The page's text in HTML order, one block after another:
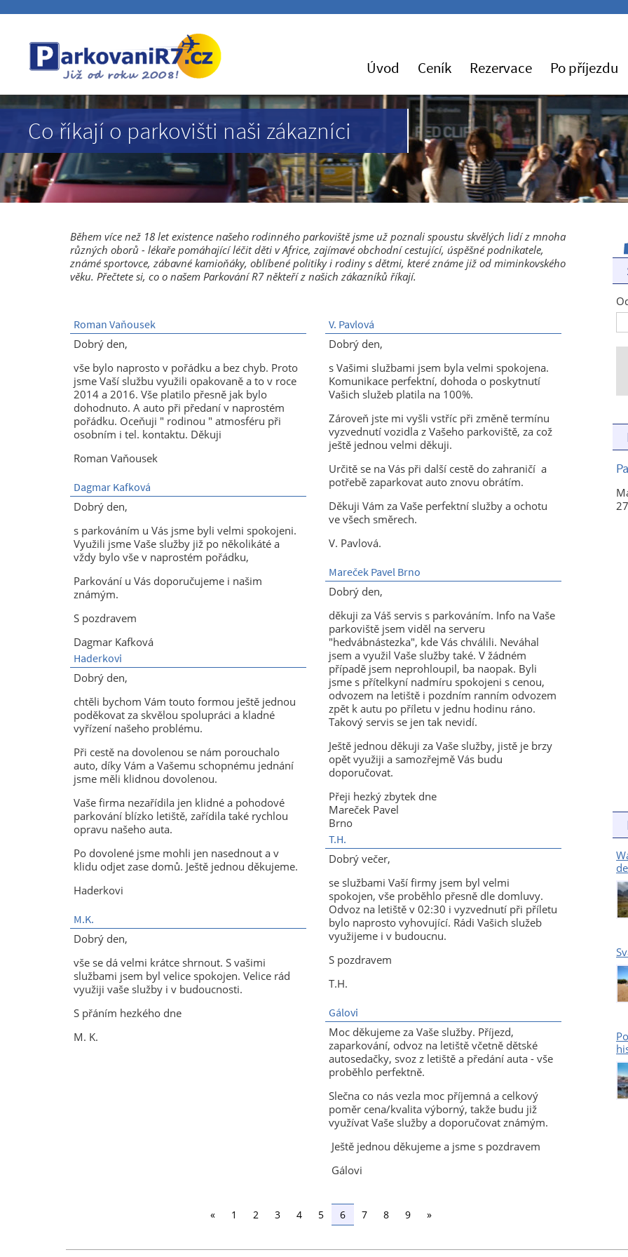
Co říkají o parkovišti naši zákazníci
Během více než 18 let existence našeho rodinného parkoviště jsme už poznali spoustu skvělých lidí z mnoha
různých oborů - lékaře pomáhající léčit děti v Africe, zajímavé obchodní cestující, úspěšné podnikatele,
známé sportovce, zábavné kamioňáky, oblíbené politiky i rodiny s dětmi, které známe již od miminkovského
věku. Přečtete si, co o našem Parkování R7 někteří z našich zákazníků říkají.
Roman Vaňousek
Dobrý den,
vše bylo naprosto v pořádku a bez chyb. Proto
jsme Vaší službu využili opakovaně a to v roce
2014 a 2016. Vše platilo přesně jak bylo
dohodnuto. A auto při předaní v naprostém
pořádku. Oceňuji " rodinou " atmosféru při
osobním i tel. kontaktu. Děkuji
Roman Vaňousek
V. Pavlová
Dobrý den,
s Vašimi službami jsem byla velmi spokojena.
Komunikace perfektní, dohoda o poskytnutí
Vašich služeb platila na 100%.
Zároveň jste mi vyšli vstříc při změně termínu
vyzvednutí vozidla z Vašeho parkoviště, za což
ještě jednou velmi děkuji.
Určitě se na Vás při další cestě do zahraničí a
potřebě zaparkovat auto znovu obrátím.
Děkuji Vám za Vaše perfektní služby a ochotu
ve všech směrech.
V. Pavlová.
Dagmar Kafková
Dobrý den,
s parkováním u Vás jsme byli velmi spokojeni.
Využili jsme Vaše služby již po několikáté a
vždy bylo vše v naprostém pořádku,
Parkování u Vás doporučujeme i našim
známým.
S pozdravem
Dagmar Kafková
Mareček Pavel Brno
Dobrý den,
děkuji za Váš servis s parkováním. Info na Vaše
parkoviště jsem viděl na serveru
"hedvábnástezka", kde Vás chválili. Neváhal
jsem a využil Vaše služby také. V žádném
případě jsem neprohloupil, ba naopak. Byli
jsme s přítelkyní nadmíru spokojeni s cenou,
odvozem na letiště i pozdním ranním odvozem
zpět k autu po příletu v jednu hodinu ráno.
Takový servis se jen tak nevidí.
Ještě jednou děkuji za Vaše služby, jistě je brzy
opět využiji a samozřejmě Vás budu
doporučovat.
Přeji hezký zbytek dne
Mareček Pavel
Brno
Haderkovi
Dobrý den,
chtěli bychom Vám touto formou ještě jednou
poděkovat za skvělou spolupráci a kladné
vyřízení našeho problému.
Při cestě na dovolenou se nám porouchalo
auto, díky Vám a Vašemu schopnému jednání
jsme měli klidnou dovolenou.
Vaše firma nezařídila jen klidné a pohodové
parkování blízko letiště, zařídila také rychlou
opravu našeho auta.
Po dovolené jsme mohli jen nasednout a v
klidu odjet zase domů. Ještě jednou děkujeme.
Haderkovi
T.H.
Dobrý večer,
se službami Vaší firmy jsem byl velmi
spokojen, vše proběhlo přesně dle domluvy.
Odvoz na letiště v 02:30 i vyzvednutí při příletu
bylo naprosto vyhovující. Rádi Vašich služeb
využijeme i v budoucnu.
S pozdravem
T.H.
M.K.
Dobrý den,
vše se dá velmi krátce shrnout. S vašimi
službami jsem byl velice spokojen. Velice rád
využiji vaše služby i v budoucnosti.
S přáním hezkého dne
M. K.
Gálovi
Moc děkujeme za Vaše služby. Příjezd,
zaparkování, odvoz na letiště včetně dětské
autosedačky, svoz z letiště a předání auta - vše
proběhlo perfektně.
Slečna co nás vezla moc příjemná a celkový
poměr cena/kvalita výborný, takže budu již
využívat Vaše služby a doporučovat známým.
Ještě jednou děkujeme a jsme s pozdravem
Gálovi
« 1 2 3 4 5 6 7 8 9 »
Úvod Ceník Rezervace Po příjezdu